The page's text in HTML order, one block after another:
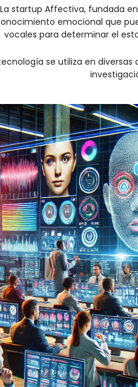
La startup Affectiva, fundada
emocional que
vocales para determinar el
se utiliza en